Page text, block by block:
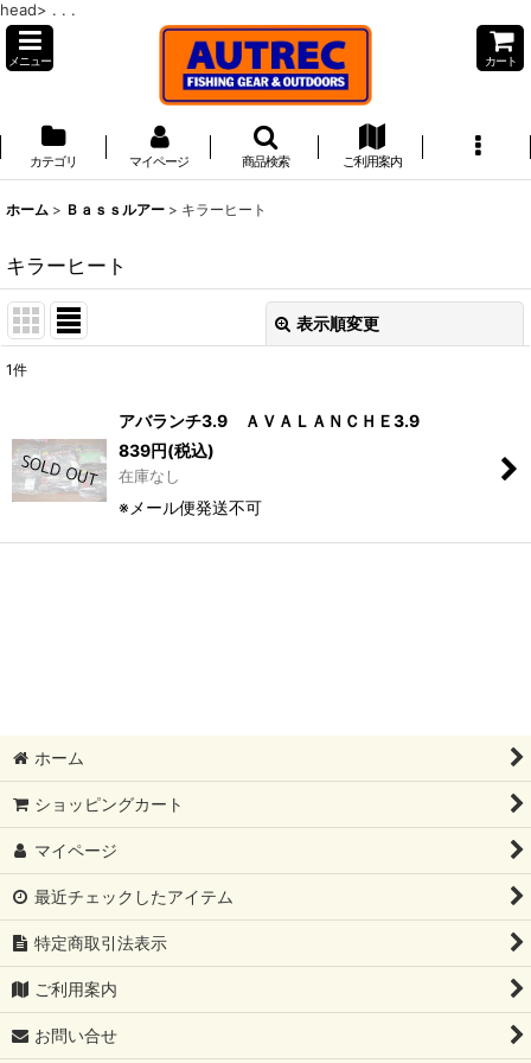
head> . . .
メニュー カート
カテゴリ マイページ 商品検索 ご利用案内
ホーム > Ｂａｓｓルアー > キラーヒート
キラーヒート
表示順変更
並び順:
絞り込む
1件
アバランチ3.9 ＡＶＡＬＡＮＣＨＥ3.9
839円(税込)
在庫なし
※メール便発送不可
ホーム
ショッピングカート
マイページ
最近チェックしたアイテム
特定商取引法表示
ご利用案内
お問い合せ